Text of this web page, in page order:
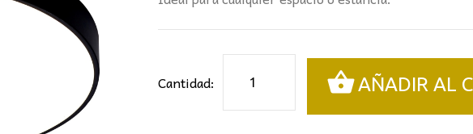
Cantidad:
COIN
65Ø
AÑADIR AL